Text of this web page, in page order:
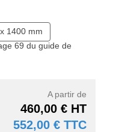
1400 mm
69 du guide de
A partir de
460,00 € HT
552,00 € TTC